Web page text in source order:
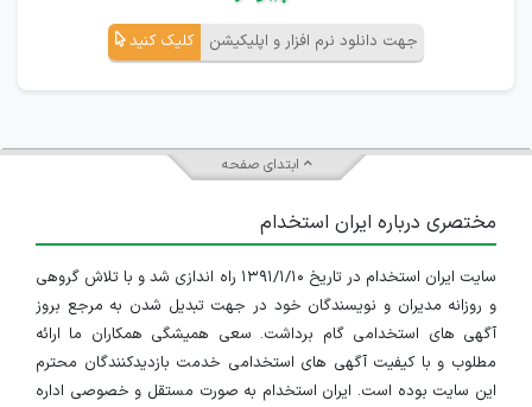
جهت دانلود نرم افزار و اپلیکیشن کلیک کنید
ابتدای صفحه
مختصری درباره ایران استخدام
سایت ایران استخدام در تاریخ ۱۳۹۱/۱/۱۰ راه اندازی شد و با تلاش گروهی
و روزانه مدیران و نویسندگان خود در جهت تبدیل شدن به مرجع بروز
آگهی های استخدامی گام برداشت. سعی همیشگی همکاران ما ارائه
مطلوب و با کیفیت آگهی های استخدامی خدمت بازدیدکنندگان محترم
این سایت بوده است. ایران استخدام به صورت مستقل و خصوصی اداره